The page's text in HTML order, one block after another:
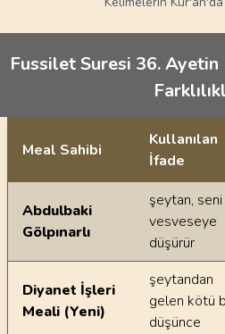
Fussilet Suresi 36.
Ayetin meallerindeki dilsel farklılıklar
Meal Sahibi
Kullanılan
İfade
Abdulbaki
Gölpınarlı
şeytan, seni
vesveseye
düşürür
Diyanet İşleri
Meali (Yeni)
şeytandan
gelen kötü
düşünce